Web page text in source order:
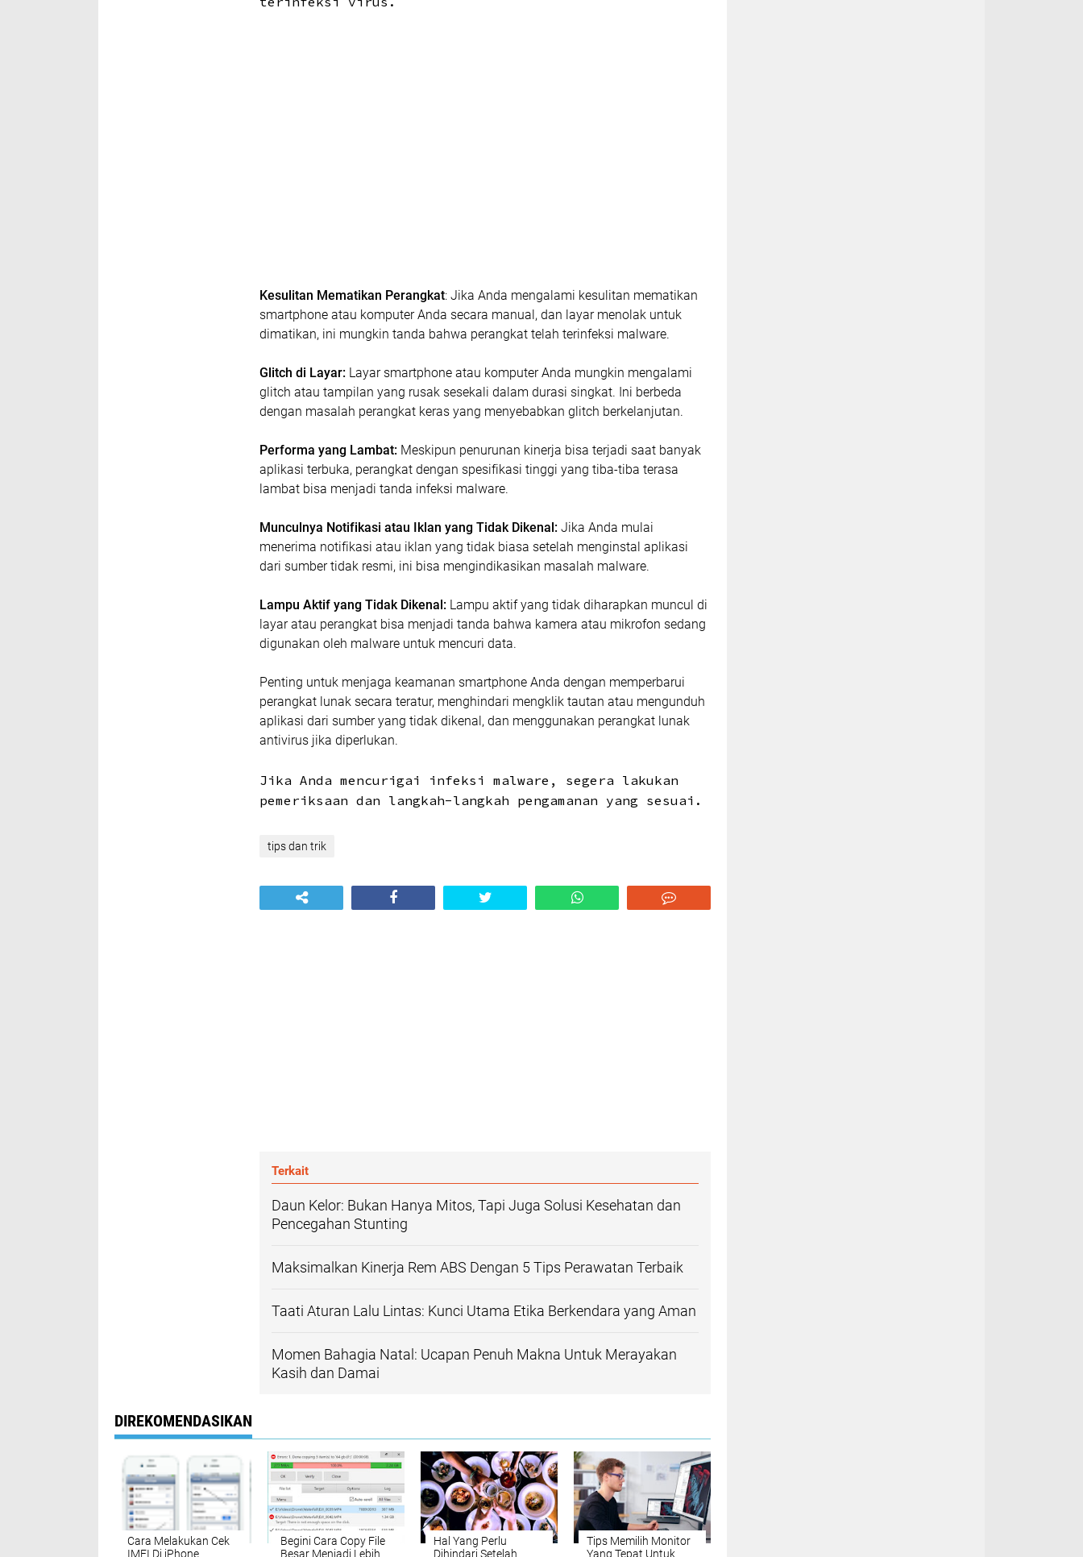
Kesulitan Mematikan Perangkat: Jika Anda mengalami kesulitan mematikan
smartphone atau komputer Anda secara manual, dan layar menolak untuk
dimatikan, ini mungkin tanda bahwa perangkat telah terinfeksi malware.
Glitch di Layar: Layar smartphone atau komputer Anda mungkin mengalami
glitch atau tampilan yang rusak sesekali dalam durasi singkat. Ini berbeda
dengan masalah perangkat keras yang menyebabkan glitch berkelanjutan.
Performa yang Lambat: Meskipun penurunan kinerja bisa terjadi saat banyak
aplikasi terbuka, perangkat dengan spesifikasi tinggi yang tiba-tiba terasa
lambat bisa menjadi tanda infeksi malware.
Munculnya Notifikasi atau Iklan yang Tidak Dikenal: Jika Anda mulai
menerima notifikasi atau iklan yang tidak biasa setelah menginstal aplikasi
dari sumber tidak resmi, ini bisa mengindikasikan masalah malware.
Lampu Aktif yang Tidak Dikenal: Lampu aktif yang tidak diharapkan muncul di
layar atau perangkat bisa menjadi tanda bahwa kamera atau mikrofon sedang
digunakan oleh malware untuk mencuri data.
Penting untuk menjaga keamanan smartphone Anda dengan memperbarui
perangkat lunak secara teratur, menghindari mengklik tautan atau mengunduh
aplikasi dari sumber yang tidak dikenal, dan menggunakan perangkat lunak
antivirus jika diperlukan.
Jika Anda mencurigai infeksi malware, segera lakukan
pemeriksaan dan langkah-langkah pengamanan yang sesuai.
tips dan trik
Terkait
Daun Kelor: Bukan Hanya Mitos, Tapi Juga Solusi Kesehatan dan
Pencegahan Stunting
Maksimalkan Kinerja Rem ABS Dengan 5 Tips Perawatan Terbaik
Taati Aturan Lalu Lintas: Kunci Utama Etika Berkendara yang Aman
Momen Bahagia Natal: Ucapan Penuh Makna Untuk Merayakan
Kasih dan Damai
DIREKOMENDASIKAN
Cara Melakukan Cek
IMEI Di iPhone
Begini Cara Copy File
Besar Menjadi Lebih
Hal Yang Perlu
Dihindari Setelah
Tips Memilih Monitor
Yang Tepat Untuk